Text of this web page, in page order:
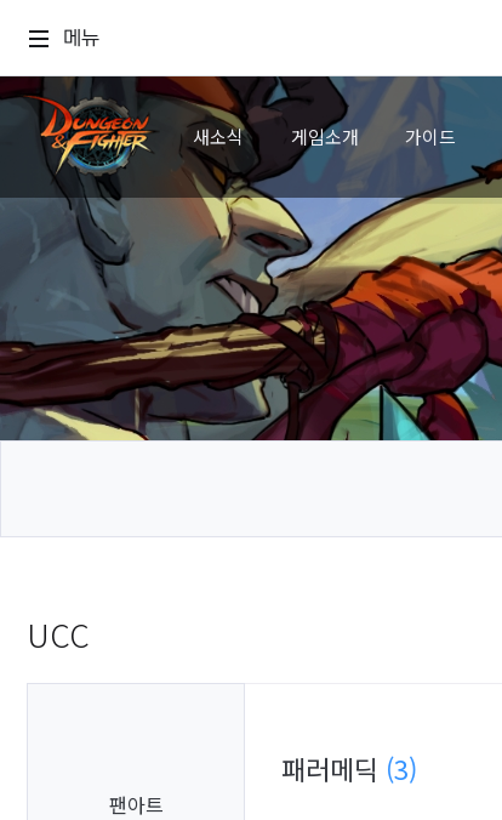
메뉴
새소식 게임소개 가이드
UCC
팬아트
패러메딕 (3)